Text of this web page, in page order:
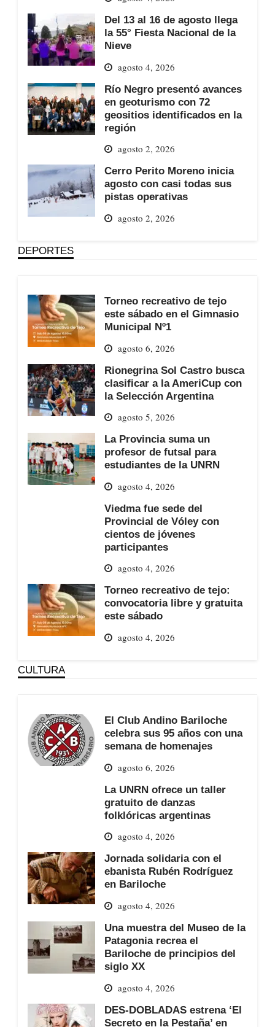
Del 13 al 16 de agosto llega
la 55° Fiesta Nacional de la
Nieve
agosto 4, 2026
Río Negro presentó avances
en geoturismo con 72
geositios identificados en la
región
agosto 2, 2026
Cerro Perito Moreno inicia
agosto con casi todas sus
pistas operativas
agosto 2, 2026
DEPORTES
Torneo recreativo de tejo
este sábado en el Gimnasio
Municipal Nº1
agosto 6, 2026
Rionegrina Sol Castro busca
clasificar a la AmeriCup con
la Selección Argentina
agosto 5, 2026
La Provincia suma un
profesor de futsal para
estudiantes de la UNRN
agosto 4, 2026
Viedma fue sede del
Provincial de Vóley con
cientos de jóvenes
participantes
agosto 4, 2026
Torneo recreativo de tejo:
convocatoria libre y gratuita
este sábado
agosto 4, 2026
CULTURA
El Club Andino Bariloche
celebra sus 95 años con una
semana de homenajes
agosto 6, 2026
La UNRN ofrece un taller
gratuito de danzas
folklóricas argentinas
agosto 4, 2026
Jornada solidaria con el
ebanista Rubén Rodríguez
en Bariloche
agosto 4, 2026
Una muestra del Museo de la
Patagonia recrea el
Bariloche de principios del
siglo XX
agosto 4, 2026
DES-DOBLADAS estrena ‘El
Secreto en la Pestaña’ en